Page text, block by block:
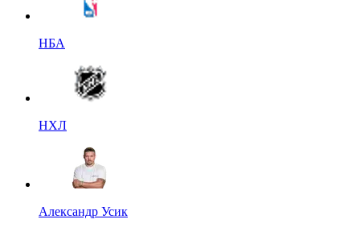
НБА
НХЛ
Александр Усик